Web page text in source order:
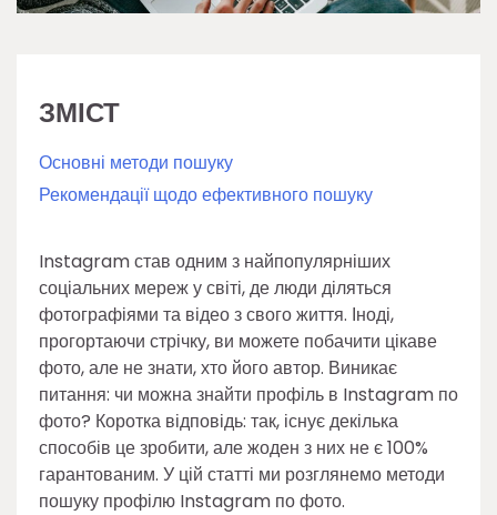
ЗМІСТ
Основні методи пошуку
Рекомендації щодо ефективного пошуку
Instagram став одним з найпопулярніших
соціальних мереж у світі, де люди діляться
фотографіями та відео з свого життя. Іноді,
прогортаючи стрічку, ви можете побачити цікаве
фото, але не знати, хто його автор. Виникає
питання: чи можна знайти профіль в Instagram по
фото? Коротка відповідь: так, існує декілька
способів це зробити, але жоден з них не є 100%
гарантованим. У цій статті ми розглянемо методи
пошуку профілю Instagram по фото.